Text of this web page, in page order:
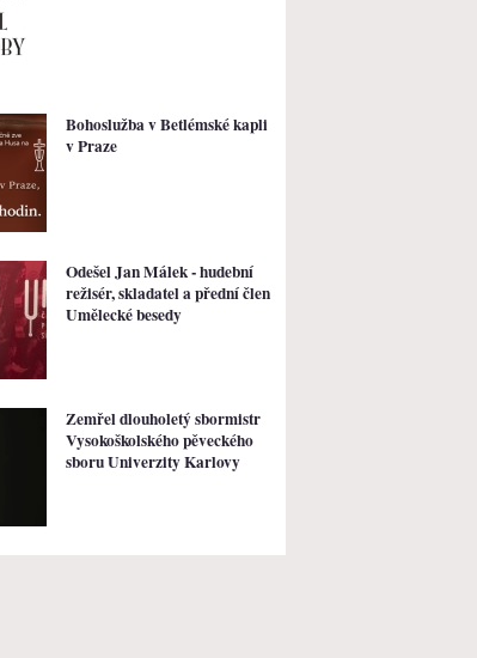
Bohoslužba v Betlémské kapli
v Praze
Odešel Jan Málek - hudební
režisér, skladatel a přední člen
Umělecké besedy
Zemřel dlouholetý sbormistr
Vysokoškolského pěveckého
sboru Univerzity Karlovy